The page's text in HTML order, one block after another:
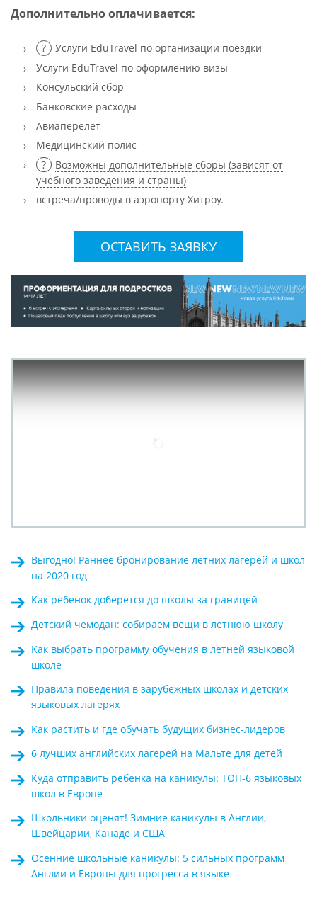
Дополнительно оплачивается:
Услуги EduTravel по организации поездки
Услуги EduTravel по оформлению визы
Консульский сбор
Банковские расходы
Авиаперелёт
Медицинский полис
Возможны дополнительные сборы (зависят от
учебного заведения и страны)
встреча/проводы в аэропорту Хитроу.
ОСТАВИТЬ ЗАЯВКУ
Выгодно! Раннее бронирование летних лагерей и школ
на 2020 год
Как ребенок доберется до школы за границей
Детский чемодан: собираем вещи в летнюю школу
Kак выбрать программу обучения в летней языковой
школе
Правила поведения в зарубежных школах и детских
языковых лагерях
Как растить и где обучать будущих бизнес-лидеров
6 лучших английских лагерей на Мальте для детей
Куда отправить ребенка на каникулы: ТОП-6 языковых
школ в Европе
Школьники оценят! Зимние каникулы в Англии,
Швейцарии, Канаде и США
Осенние школьные каникулы: 5 сильных программ
Англии и Европы для прогресса в языке